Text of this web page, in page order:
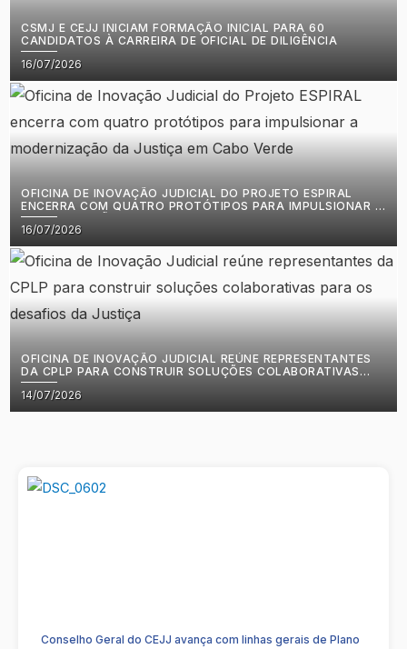
CSMJ E CEJJ INICIAM FORMAÇÃO INICIAL PARA 60
CANDIDATOS À CARREIRA DE OFICIAL DE DILIGÊNCIA
Posted
on
16/07/2026
OFICINA DE INOVAÇÃO JUDICIAL DO PROJETO ESPIRAL
ENCERRA COM QUATRO PROTÓTIPOS PARA IMPULSIONAR A
MODERNIZAÇÃO DA JUSTIÇA EM CABO VERDE
Posted
on
16/07/2026
OFICINA DE INOVAÇÃO JUDICIAL REÚNE REPRESENTANTES
DA CPLP PARA CONSTRUIR SOLUÇÕES COLABORATIVAS
PARA OS DESAFIOS DA JUSTIÇA
Posted
on
14/07/2026
Conselho Geral do CEJJ avança com linhas gerais de Plano